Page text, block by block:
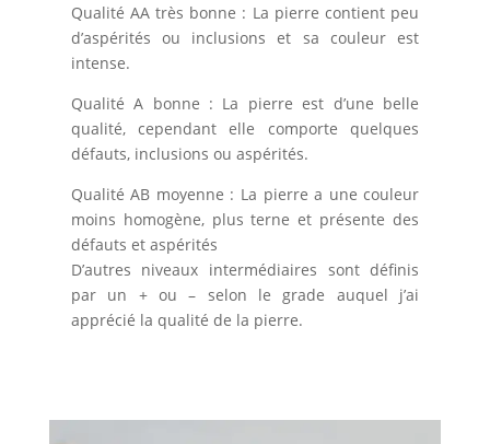
Qualité AA très bonne : La pierre contient peu
d’aspérités ou inclusions et sa couleur est
intense.
Qualité A bonne : La pierre est d’une belle
qualité, cependant elle comporte quelques
défauts, inclusions ou aspérités.
Qualité AB moyenne : La pierre a une couleur
moins homogène, plus terne et présente des
défauts et aspérités
D’autres niveaux intermédiaires sont définis
par un + ou – selon le grade auquel j’ai
apprécié la qualité de la pierre.